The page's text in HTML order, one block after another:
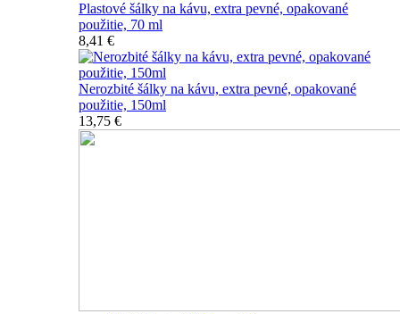
Plastové šálky na kávu, extra pevné, opakované
použitie, 70 ml
8,41 €
Nerozbité šálky na kávu, extra pevné, opakované
použitie, 150ml
13,75 €